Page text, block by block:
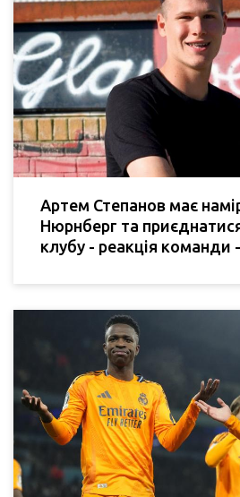
Артем Степанов має
Нюрнберг та
клубу - реакція команди